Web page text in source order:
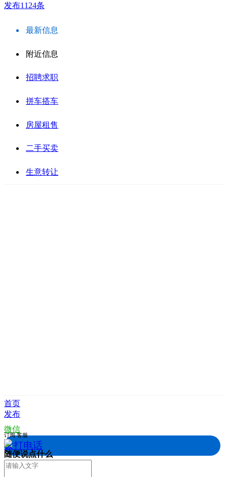
发布1124条
最新信息
附近信息
招聘求职
拼车搭车
房屋租售
二手买卖
生意转让
首页
发布
微信
拨打电话
订阅 客服
随便说点什么